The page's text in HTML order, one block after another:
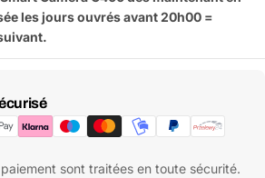
les jours ouvrés avant 20h00 =
sont traitées en toute sécurité.
Copier
d'un * sont obligatoires